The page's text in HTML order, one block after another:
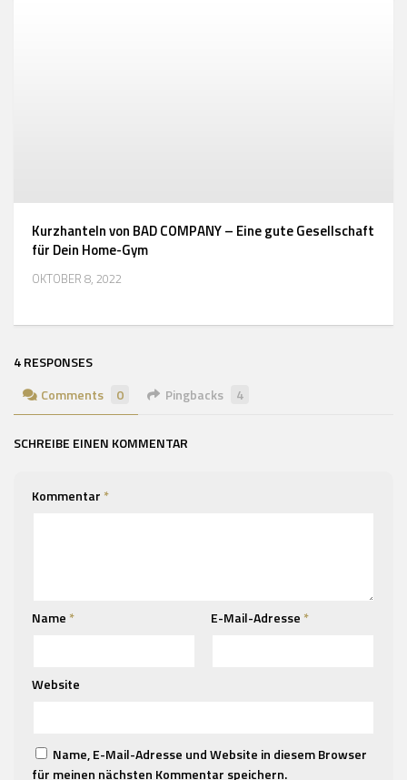
Kurzhanteln von BAD COMPANY – Eine gute Gesellschaft
für Dein Home-Gym
OKTOBER 8, 2022
4 RESPONSES
Comments
0 Pingbacks 4
SCHREIBE EINEN KOMMENTAR
Kommentar *
Name * E-Mail-Adresse *
Website
Name, E-Mail-Adresse und Website in diesem Browser
für meinen nächsten Kommentar speichern.